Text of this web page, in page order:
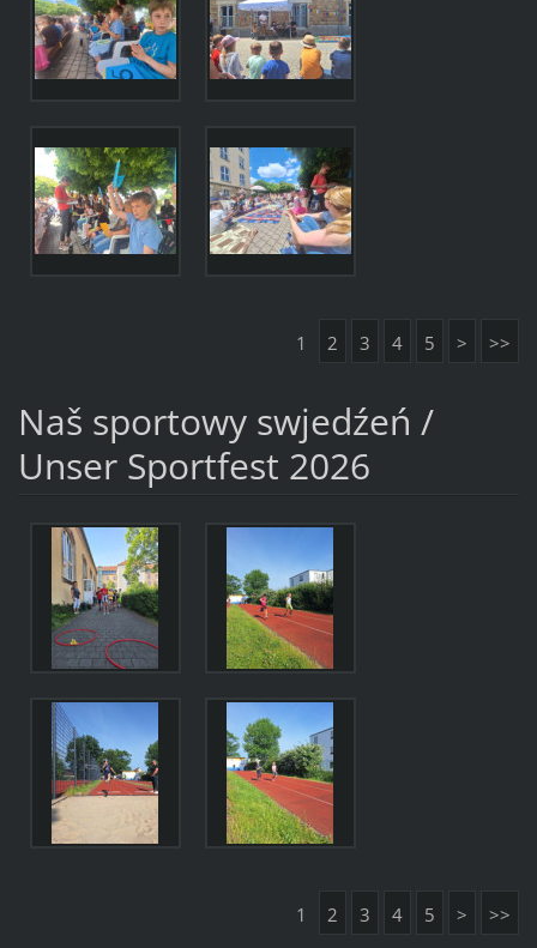
1 2 3 4 5 > >>
Naš sportowy swjedźeń /
Unser Sportfest 2026
1 2 3 4 5 > >>